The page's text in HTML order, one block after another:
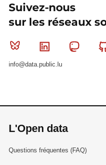
Suivez-nous
sur les réseaux
Bluesky Linkedin
info@data.public.lu
L'Open data
Questions fréquentes (FAQ)